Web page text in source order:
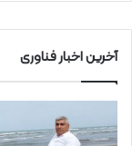
آخرین اخبار فناوری